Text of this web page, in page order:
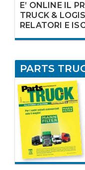
E’ ONLINE IL
TRUCK &
RELATORI E
PARTS